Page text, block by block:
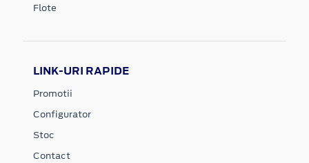
Flote
LINK-URI RAPIDE
Promotii
Configurator
Stoc
Contact